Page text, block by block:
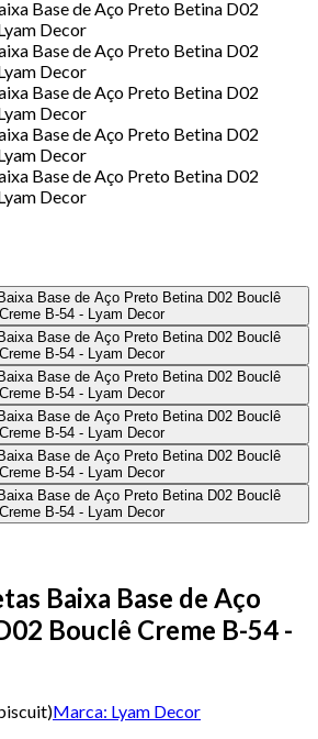
Baixa Base de Aço
Bouclê Creme B-54 -
)Marca: Lyam Decor